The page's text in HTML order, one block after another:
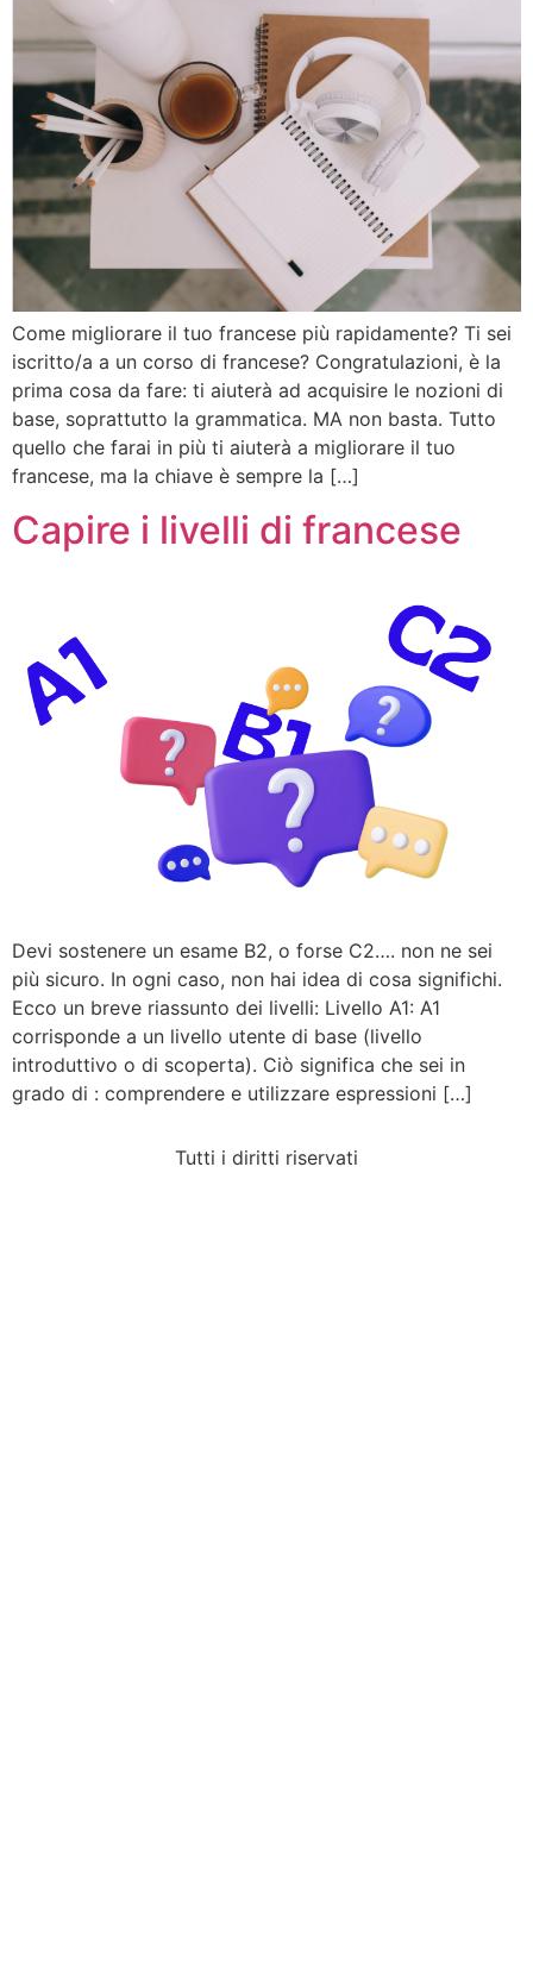
Come migliorare il tuo francese più rapidamente? Ti sei
iscritto/a a un corso di francese? Congratulazioni, è la
prima cosa da fare: ti aiuterà ad acquisire le nozioni di
base, soprattutto la grammatica. MA non basta. Tutto
quello che farai in più ti aiuterà a migliorare il tuo
francese, ma la chiave è sempre la […]
Capire i livelli di francese
Devi sostenere un esame B2, o forse C2…. non ne sei
più sicuro. In ogni caso, non hai idea di cosa significhi.
Ecco un breve riassunto dei livelli: Livello A1: A1
corrisponde a un livello utente di base (livello
introduttivo o di scoperta). Ciò significa che sei in
grado di : comprendere e utilizzare espressioni […]
Tutti i diritti riservati